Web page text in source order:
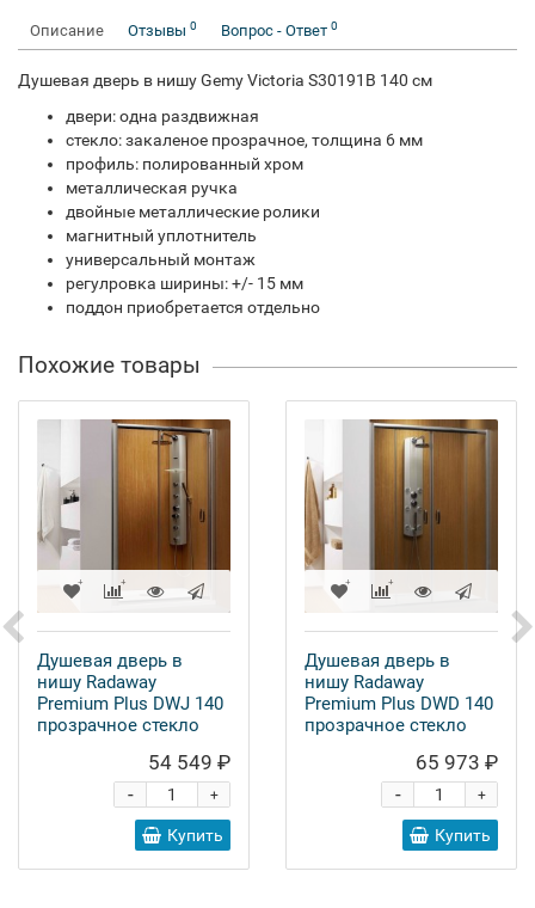
Описание Отзывы 0 Вопрос - Ответ 0
Душевая дверь в нишу Gemy Victoria S30191B 140 см
двери: одна раздвижная
стекло: закаленое прозрачное, толщина 6 мм
профиль: полированный хром
металлическая ручка
двойные металлические ролики
магнитный уплотнитель
универсальный монтаж
регулровка ширины: +/- 15 мм
поддон приобретается отдельно
Похожие товары
Душевая дверь в
нишу Radaway
Premium Plus DWJ 140
прозрачное стекло
54 549 ₽
+
-
Купить
Душевая дверь в
нишу Radaway
Premium Plus DWD 140
прозрачное стекло
65 973 ₽
+
-
Купить